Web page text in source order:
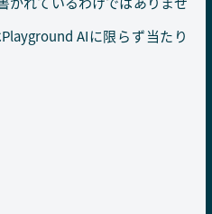
AIに限らず当たり